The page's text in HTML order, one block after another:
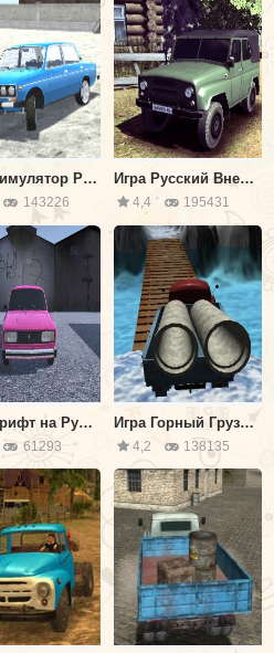
Игра Симулятор Русских Автомобилей
143226
Игра Русский Внедорожник
4,4 195431
Игра Дрифт на Русских Машинах
61293
Игра Горный Грузовик: Перевозки
4,2 138135